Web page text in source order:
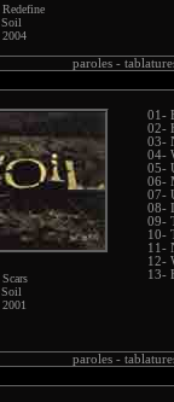
Redefine
Soil
2004
paroles -
Scars
Soil
2001
01-
02-
03-
04-
05-
06-
07-
08-
09-
10-
11-
12-
13-
paroles -